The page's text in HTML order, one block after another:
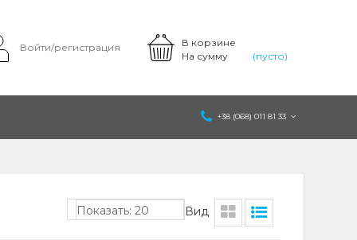
В корзине
На сумму
(пусто)
Войти/регистрация
+38 (068) 011 81 33
Вид
Показать: 20